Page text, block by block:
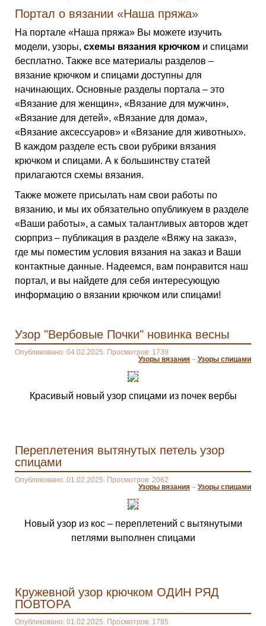
Портал о вязании «Наша пряжа»
На портале «Наша пряжа» Вы можете изучить
модели, узоры, схемы вязания крючком и спицами
бесплатно. Также все материалы разделов –
вязание крючком и спицами доступны для
начинающих. Основные разделы портала – это
«Вязание для женщин», «Вязание для мужчин»,
«Вязание для детей», «Вязание для дома»,
«Вязание аксессуаров» и «Вязание для животных».
В каждом разделе есть свои рубрики вязания
крючком и спицами. А к большинству статей
прилагаются схемы вязания.
Также можете присылать нам свои работы по
вязанию, и мы их обязательно опубликуем в разделе
«Ваши работы», а самых талантливых авторов ждет
сюрприз – публикация в разделе «Вяжу на заказ»,
где мы поместим условия вязания на заказ и Ваши
контактные данные. Надеемся, вам понравится наш
портал, и вы найдете для себя интересующую
информацию о вязании крючком или спицами!
Узор "Вербовые Почки" новинка весны
Опубликовано: 04.02.2025. Просмотров: 1739
Узоры вязания – Узоры спицами
Красивый новый узор спицами из почек вербы
Переплетения вытянутых петель узор
спицами
Опубликовано: 01.02.2025. Просмотров: 2062
Узоры вязания – Узоры спицами
Новый узор из кос – переплетений с вытянутыми
петлями выполнен спицами
Кружевной узор крючком ОДИН РЯД
ПОВТОРА
Опубликовано: 01.02.2025. Просмотров: 1785